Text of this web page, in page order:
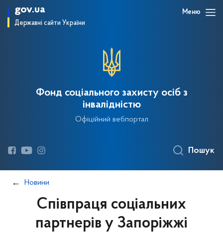
gov.ua
Державні сайти України
Меню
Фонд соціального захисту осіб з
інвалідністю
Офіційний вебпортал
Пошук
Новини
Співпраця соціальних
партнерів у Запоріжжі